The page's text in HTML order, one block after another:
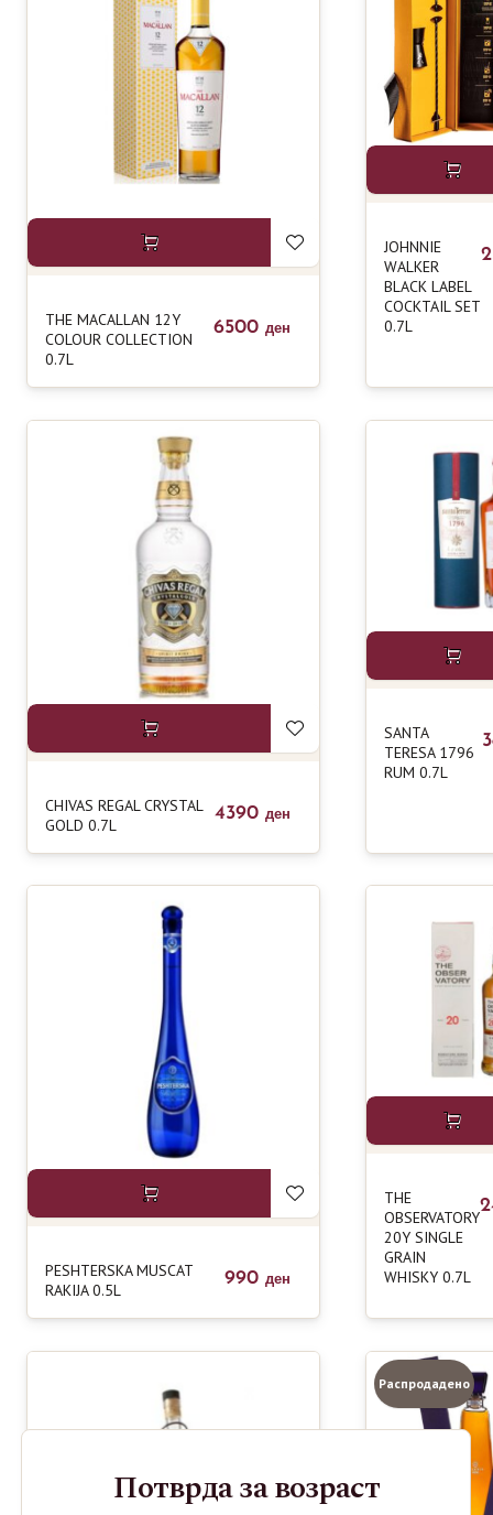
THE MACALLAN 12Y
COLOUR COLLECTION
0.7L
6500 ден
JOHNNIE
WALKER
BLACK LABEL
COCKTAIL SET
0.7L
CHIVAS REGAL CRYSTAL
GOLD 0.7L
4390 ден
SANTA
TERESA 1796
RUM 0.7L
PESHTERSKA MUSCAT
RAKIJA 0.5L
990 ден
THE
OBSERVATORY
20Y SINGLE
GRAIN
WHISKY 0.7L
Распродадено
Потврда за возраст